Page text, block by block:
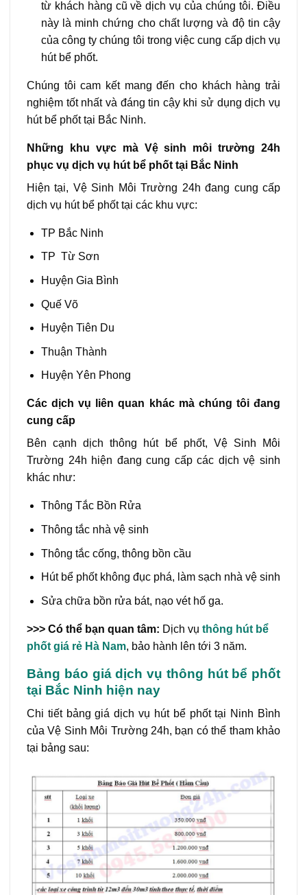
từ khách hàng cũ về dịch vụ của chúng tôi. Điều
này là minh chứng cho chất lượng và độ tin cậy
của công ty chúng tôi trong việc cung cấp dịch vụ
hút bể phốt.
Chúng tôi cam kết mang đến cho khách hàng trải
nghiệm tốt nhất và đáng tin cậy khi sử dụng dịch vụ
hút bể phốt tại Bắc Ninh.
Những khu vực mà Vệ sinh môi trường 24h
phục vụ dịch vụ hút bể phốt tại Bắc Ninh
Hiện tại, Vệ Sinh Môi Trường 24h đang cung cấp
dịch vụ hút bể phốt tại các khu vực:
TP Bắc Ninh
TP Từ Sơn
Huyện Gia Bình
Quế Võ
Huyện Tiên Du
Thuận Thành
Huyện Yên Phong
Các dịch vụ liên quan khác mà chúng tôi đang
cung cấp
Bên cạnh dịch thông hút bể phốt, Vệ Sinh Môi
Trường 24h hiện đang cung cấp các dịch vệ sinh
khác như:
Thông Tắc Bồn Rửa
Thông tắc nhà vệ sinh
Thông tắc cống, thông bồn cầu
Hút bể phốt không đục phá, làm sạch nhà vệ sinh
Sửa chữa bồn rửa bát, nạo vét hố ga.
>>> Có thể bạn quan tâm: Dịch vụ thông hút bể
phốt giá rẻ Hà Nam, bảo hành lên tới 3 năm.
Bảng báo giá dịch vụ thông hút bể phốt
tại Bắc Ninh hiện nay
Chi tiết bảng giá dịch vụ hút bể phốt tại Ninh Bình
của Vệ Sinh Môi Trường 24h, bạn có thể tham khảo
tại bảng sau: